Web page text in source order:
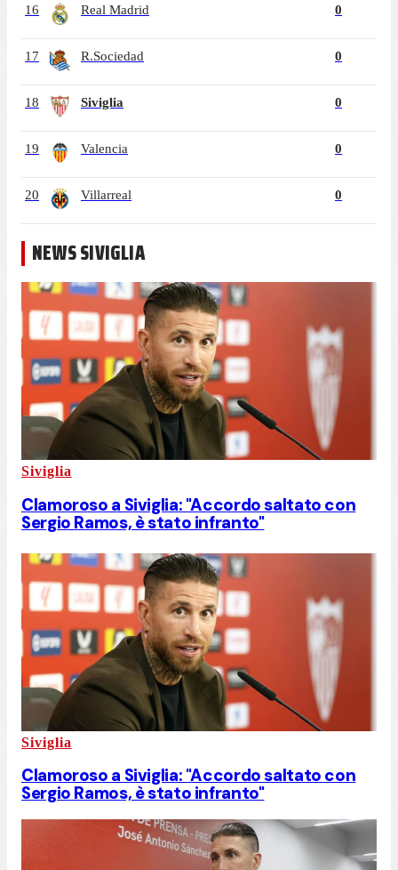
16 Real Madrid 0
17 R.Sociedad 0
18 Siviglia 0
19 Valencia 0
20 Villarreal 0
NEWS SIVIGLIA
Siviglia
Clamoroso a Siviglia: "Accordo saltato con
Sergio Ramos, è stato infranto"
Siviglia
Clamoroso a Siviglia: "Accordo saltato con
Sergio Ramos, è stato infranto"